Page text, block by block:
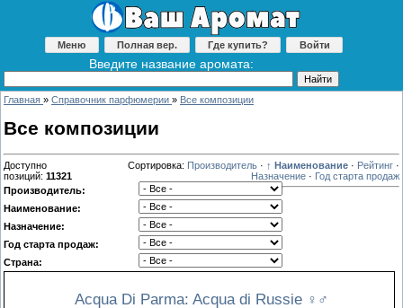
Меню Полная вер. Где купить? Войти
Введите название аромата:
Главная » Справочник парфюмерии » Все композиции
Все композиции
Доступно
позиций: 11321
Сортировка: Производитель · ↑ Наименование · Рейтинг ·
Назначение · Год старта продаж
Производитель:
Наименование:
Назначение:
Год старта продаж:
Страна:
Acqua Di Parma: Acqua di Russie ♀♂